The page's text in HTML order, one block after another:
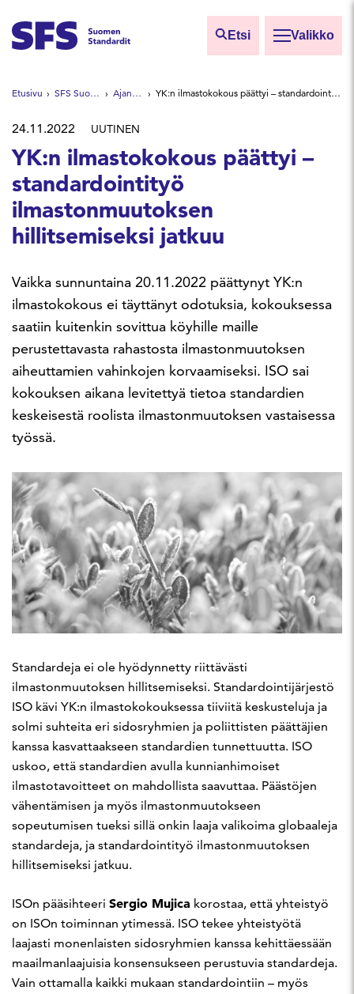
Etsi Valikko
Etsi sivuilta
Hae hakutermillä
Etusivu SFS Suomen Standardit Ajankohtaista YK:n ilmastokokous päättyi – standardointityö ilmastonmuutoksen hillitsemiseksi jatkuu
24.11.2022 UUTINEN
YK:n ilmastokokous päättyi –
standardointityö
ilmastonmuutoksen
hillitsemiseksi jatkuu
Vaikka sunnuntaina 20.11.2022 päättynyt YK:n
ilmastokokous ei täyttänyt odotuksia, kokouksessa
saatiin kuitenkin sovittua köyhille maille
perustettavasta rahastosta ilmastonmuutoksen
aiheuttamien vahinkojen korvaamiseksi. ISO sai
kokouksen aikana levitettyä tietoa standardien
keskeisestä roolista ilmastonmuutoksen vastaisessa
työssä.
Standardeja ei ole hyödynnetty riittävästi
ilmastonmuutoksen hillitsemiseksi. Standardointijärjestö
ISO kävi YK:n ilmastokokouksessa tiiviitä keskusteluja ja
solmi suhteita eri sidosryhmien ja poliittisten päättäjien
kanssa kasvattaakseen standardien tunnettuutta. ISO
uskoo, että standardien avulla kunnianhimoiset
ilmastotavoitteet on mahdollista saavuttaa. Päästöjen
vähentämisen ja myös ilmastonmuutokseen
sopeutumisen tueksi sillä onkin laaja valikoima globaaleja
standardeja, ja standardointityö ilmastonmuutoksen
hillitsemiseksi jatkuu.
ISOn pääsihteeri Sergio Mujica korostaa, että yhteistyö
on ISOn toiminnan ytimessä. ISO tekee yhteistyötä
laajasti monenlaisten sidosryhmien kanssa kehittäessään
maailmanlaajuisia konsensukseen perustuvia standardeja.
Vain ottamalla kaikki mukaan standardointiin – myös